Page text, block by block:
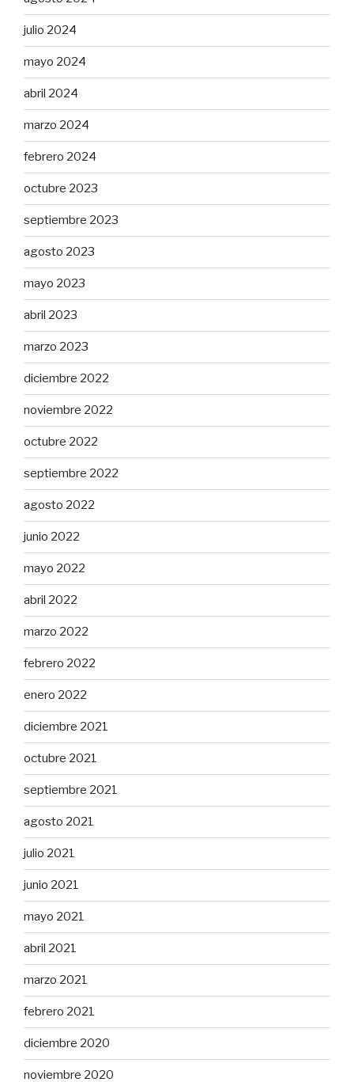
julio 2024
mayo 2024
abril 2024
marzo 2024
febrero 2024
octubre 2023
septiembre 2023
agosto 2023
mayo 2023
abril 2023
marzo 2023
diciembre 2022
noviembre 2022
octubre 2022
septiembre 2022
agosto 2022
junio 2022
mayo 2022
abril 2022
marzo 2022
febrero 2022
enero 2022
diciembre 2021
octubre 2021
septiembre 2021
agosto 2021
julio 2021
junio 2021
mayo 2021
abril 2021
marzo 2021
febrero 2021
diciembre 2020
noviembre 2020